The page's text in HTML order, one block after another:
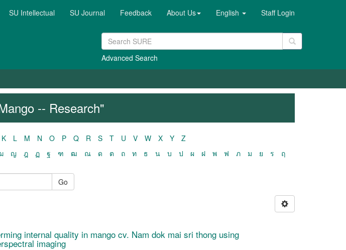
SU Intellectual SU Journal Feedback About Us English Staff Login
Advanced Search
-- Research"
K L M N O P Q R S T U V W X Y
Z
ญ ฎ ฏ ฐ ฑ ฒ ณ ด ต ถ ท ธ น บ ป ผ ฝ พ ฟ ภ ม ย ร
ฤ
Go
internal quality in mango cv. Nam dok mai sri thong using
imaging